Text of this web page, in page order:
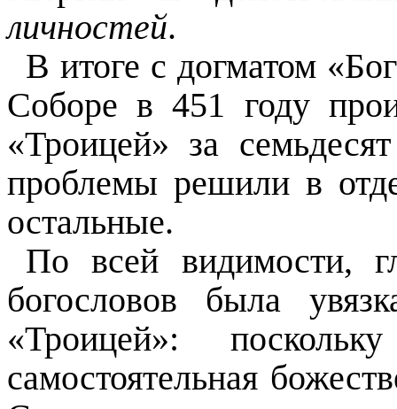
личностей.
В итоге с догматом
Соборе в 451 году
«Троицей» за
проблемы решили в
остальные.
По всей видимости,
богословов была
«Троицей»:
самостоятельная